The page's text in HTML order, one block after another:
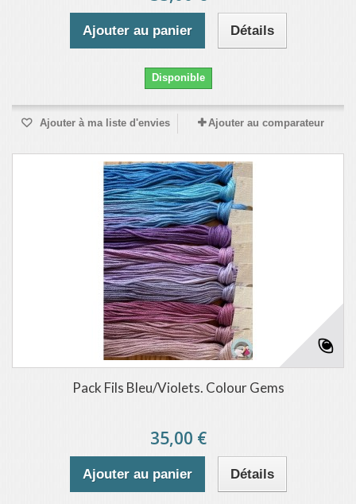
Ajouter au panier Détails
Disponible
Ajouter à ma liste d'envies Ajouter au comparateur
Pack Fils Bleu/Violets. Colour Gems
35,00 €
Ajouter au panier Détails